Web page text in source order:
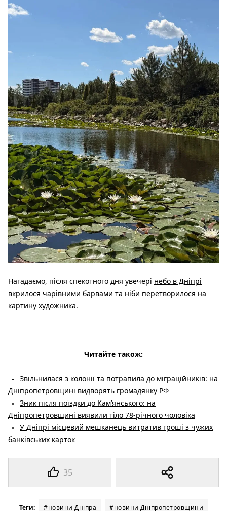
35
Нагадаємо, після спекотного дня увечері небо в Дніпрі
вкрилося чарівними барвами та ніби перетворилося на
картину художника.
Читайте також:
Звільнилася з колонії та потрапила до міграційників: на
Дніпропетровщині видворять громадянку РФ
Зник після поїздки до Кам’янського: на
Дніпропетровщині виявили тіло 78-річного чоловіка
У Дніпрі місцевий мешканець витратив гроші з чужих
банківських карток
Теги: #новини Дніпра #новини Дніпропетровщини